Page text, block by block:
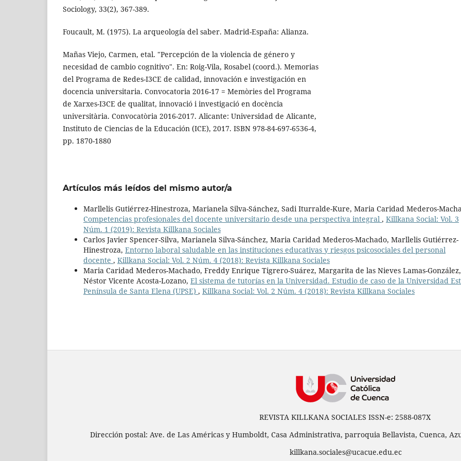
Sociology, 33(2), 367-389.
Foucault, M. (1975). La arqueología del saber. Madrid-España: Alianza.
Mañas Viejo, Carmen, etal. "Percepción de la violencia de género y
necesidad de cambio cognitivo". En: Roig-Vila, Rosabel (coord.). Memorias
del Programa de Redes-I3CE de calidad, innovación e investigación en
docencia universitaria. Convocatoria 2016-17 = Memòries del Programa
de Xarxes-I3CE de qualitat, innovació i investigació en docència
universitària. Convocatòria 2016-2017. Alicante: Universidad de Alicante,
Instituto de Ciencias de la Educación (ICE), 2017. ISBN 978-84-697-6536-4,
pp. 1870-1880
Artículos más leídos del mismo autor/a
Marllelis Gutiérrez-Hinestroza, Marianela Silva-Sánchez, Sadi Iturralde-Kure, Maria Caridad Mederos-
Competencias profesionales del docente universitario desde una perspectiva integral , Killkana Social: Vol. 3
Núm. 1 (2019): Revista Killkana Sociales
Carlos Javier Spencer-Silva, Marianela Silva-Sánchez, Maria Caridad Mederos-Machado, Marllelis Gutiérrez-
Hinestroza, Entorno laboral saludable en las instituciones educativas y riesgos psicosociales del personal
docente , Killkana Social: Vol. 2 Núm. 4 (2018): Revista Killkana Sociales
Maria Caridad Mederos-Machado, Freddy Enrique Tigrero-Suárez, Margarita de las Nieves Lamas-González,
Néstor Vicente Acosta-Lozano, El sistema de tutorías en la Universidad. Estudio de caso de la Universidad
Península de Santa Elena (UPSE) , Killkana Social: Vol. 2 Núm. 4 (2018): Revista Killkana Sociales
REVISTA KILLKANA SOCIALES ISSN-e: 2588-087X
Dirección postal: Ave. de Las Américas y Humboldt, Casa Administrativa, parroquia Bellavista, Cuenca,
killkana.sociales@ucacue.edu.ec